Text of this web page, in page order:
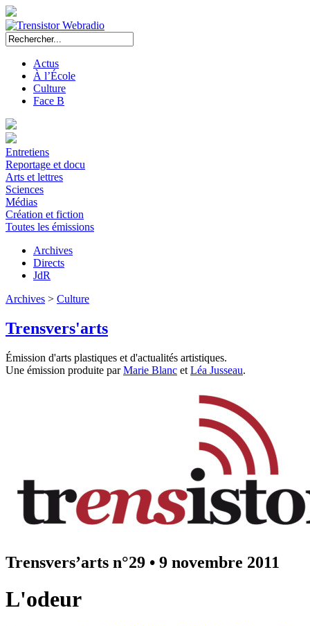
Actus
À l’École
Culture
Face B
Entretiens
Reportage et docu
Arts et lettres
Sciences
Médias
Création et fiction
Toutes les émissions
Archives
Directs
JdR
Archives > Culture
Trensvers'arts
Émission d'arts plastiques et d'actualités artistiques.
Une émission produite parMarie Blanc et Léa Jusseau.
Trensvers’arts n°29 • 9 novembre 2011
L'odeur